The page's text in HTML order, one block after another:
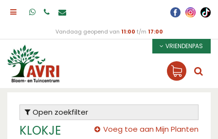
Vandaag geopend van 11:00 t/m 17:00
VRIENDENPAS
Open zoekfilter
KLOKJE Voeg toe aan Mijn Planten